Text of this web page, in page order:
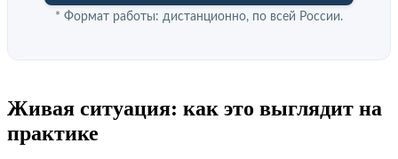
* Формат работы: дистанционно, по всей России.
Живая ситуация: как это выглядит на
практике